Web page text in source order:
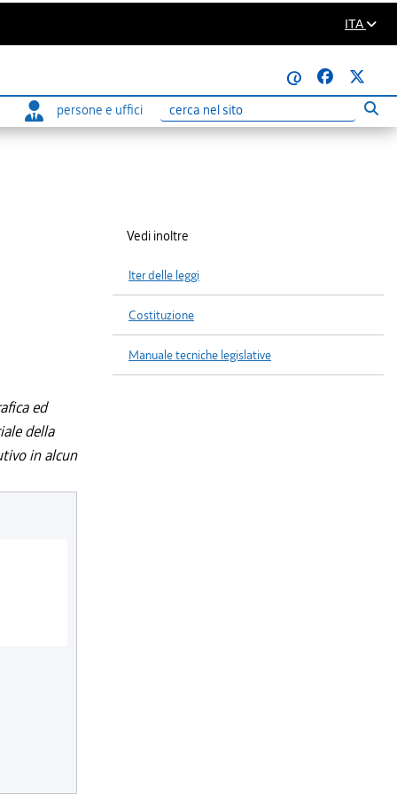
ITA
@
persone e uffici
Ricerca
ed
della
in alcun
Vedi inoltre
Iter delle leggi
Costituzione
Manuale tecniche legislative